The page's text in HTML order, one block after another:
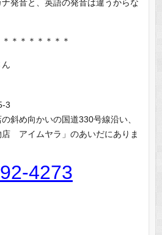
発音と、英語の発音は違うからな
＊＊＊＊＊＊＊
3
斜め向かいの国道330号線沿い、
店 アイムヤラ」のあいだにありま
4273